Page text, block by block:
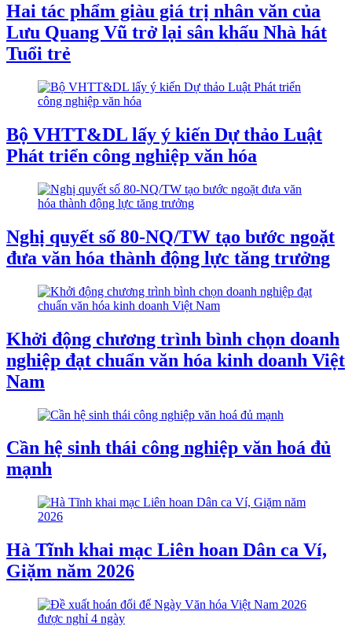
Hai tác phẩm giàu giá trị nhân văn của
Lưu Quang Vũ trở lại sân khấu Nhà hát
Tuổi trẻ
Bộ VHTT&DL lấy ý kiến Dự thảo Luật
Phát triển công nghiệp văn hóa
Nghị quyết số 80-NQ/TW tạo bước ngoặt
đưa văn hóa thành động lực tăng trưởng
Khởi động chương trình bình chọn doanh
nghiệp đạt chuẩn văn hóa kinh doanh Việt
Nam
Cần hệ sinh thái công nghiệp văn hoá đủ
mạnh
Hà Tĩnh khai mạc Liên hoan Dân ca Ví,
Giặm năm 2026